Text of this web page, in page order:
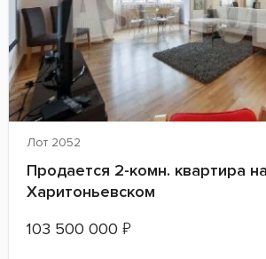
Лот 2052
Продается 2-комн. квартира
Харитоньевском
103 500 000 ₽